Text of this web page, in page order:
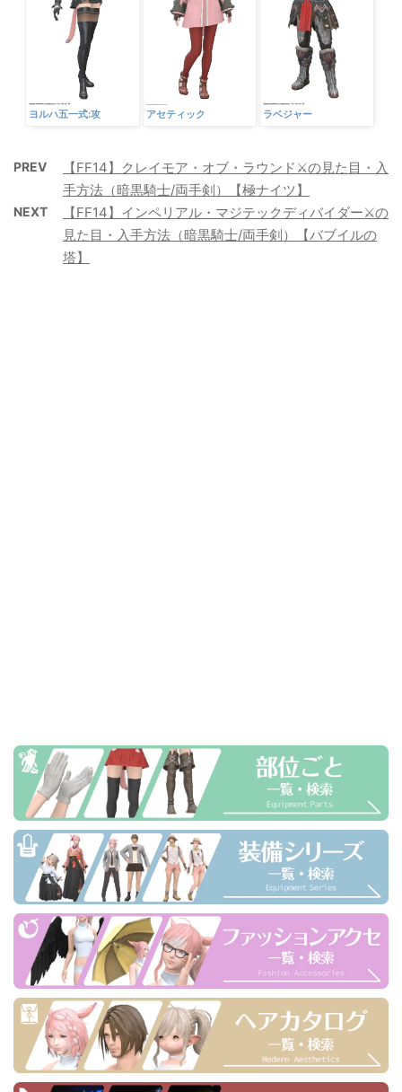
ヨルハ五一式:攻 アセティック ラベジャー
PREV
【FF14】クレイモア・オブ・ラウンド⚔️の見た目・入
手方法（暗黒騎士/両手剣）【極ナイツ】
NEXT
【FF14】インペリアル・マジテックディバイダー⚔️の
見た目・入手方法（暗黒騎士/両手剣）【バブイルの
塔】